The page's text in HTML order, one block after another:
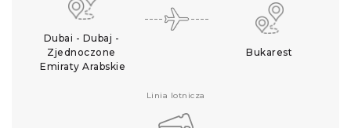
Dubai - Dubaj -
Zjednoczone
Emiraty Arabskie
Bukarest
Linia lotnicza